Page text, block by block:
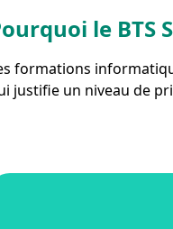
le BTS
formations
justifie un niveau de